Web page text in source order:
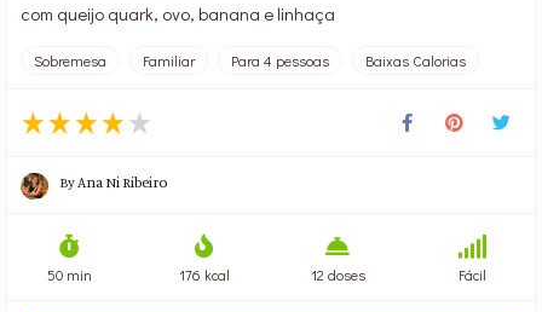
com queijo quark, ovo, banana e linhaça
Sobremesa Familiar Para 4 pessoas Baixas Calorias
ByAna Ni Ribeiro
50 min 176 kcal 12 doses Fácil